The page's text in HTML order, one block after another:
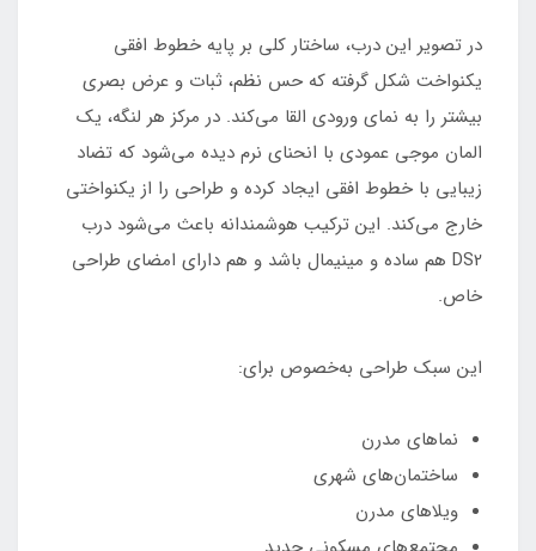
در تصویر این درب، ساختار کلی بر پایه خطوط افقی
یکنواخت شکل گرفته که حس نظم، ثبات و عرض بصری
بیشتر را به نمای ورودی القا می‌کند. در مرکز هر لنگه، یک
المان موجی عمودی با انحنای نرم دیده می‌شود که تضاد
زیبایی با خطوط افقی ایجاد کرده و طراحی را از یکنواختی
خارج می‌کند. این ترکیب هوشمندانه باعث می‌شود درب
DS2 هم ساده و مینیمال باشد و هم دارای امضای طراحی
خاص.
این سبک طراحی به‌خصوص برای:
نماهای مدرن
ساختمان‌های شهری
ویلاهای مدرن